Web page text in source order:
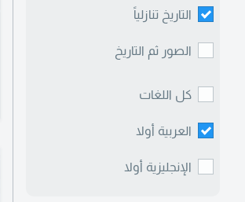
التاريخ تنازلياً
الصور ثم التاريخ
كل اللغات
العربية أولا
الإنجليزية أولا